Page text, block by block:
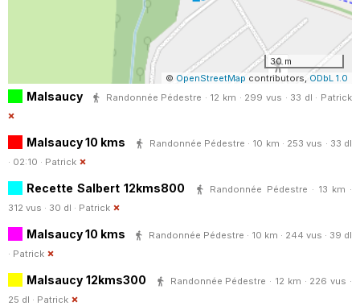
30 m
© OpenStreetMap contributors, ODbL 1.0
Malsaucy Randonnée Pédestre · 12 km · 299 vus · 33 dl · Patrick
Malsaucy 10 kms
Randonnée Pédestre · 10 km · 253 vus · 33 dl
· 02:10 · Patrick
Recette Salbert 12kms800
Randonnée Pédestre · 13 km ·
312 vus · 30 dl · Patrick
Malsaucy 10 kms
Randonnée Pédestre · 10 km · 244 vus · 39 dl
· Patrick
Malsaucy 12kms300
Randonnée Pédestre · 12 km · 226 vus ·
25 dl · Patrick